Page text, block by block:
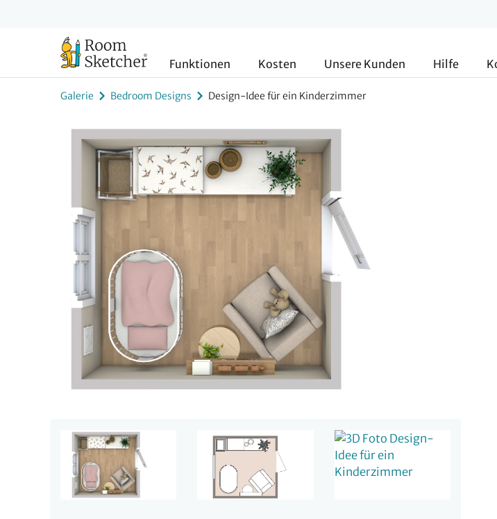
Funktionen Kosten Unsere Kunden Hilfe
Galerie Bedroom Designs Design-Idee für ein Kinderzimmer